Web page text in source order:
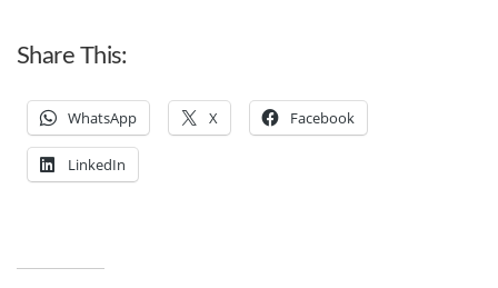
Share This:
WhatsApp X Facebook
LinkedIn